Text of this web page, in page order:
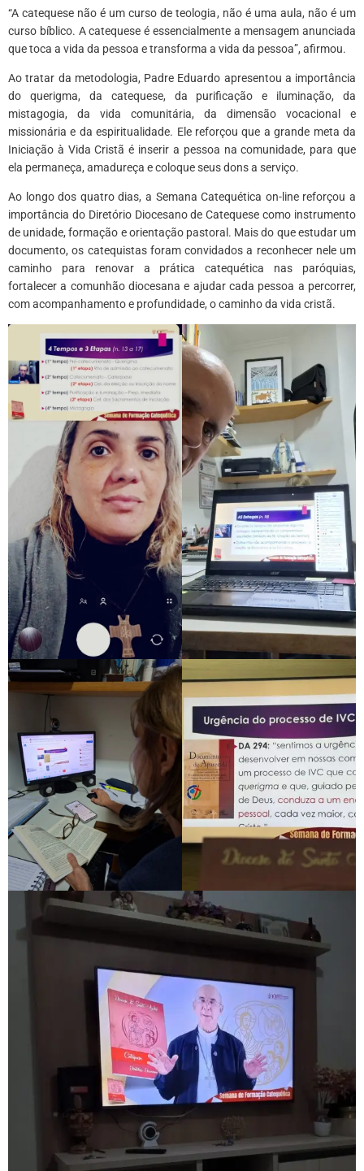
“A catequese não é um curso de teologia, não é uma aula, não é um
curso bíblico. A catequese é essencialmente a mensagem anunciada
que toca a vida da pessoa e transforma a vida da pessoa”, afirmou.
Ao tratar da metodologia, Padre Eduardo apresentou a importância
do querigma, da catequese, da purificação e iluminação, da
mistagogia, da vida comunitária, da dimensão vocacional e
missionária e da espiritualidade. Ele reforçou que a grande meta da
Iniciação à Vida Cristã é inserir a pessoa na comunidade, para que
ela permaneça, amadureça e coloque seus dons a serviço.
Ao longo dos quatro dias, a Semana Catequética on-line reforçou a
importância do Diretório Diocesano de Catequese como instrumento
de unidade, formação e orientação pastoral. Mais do que estudar um
documento, os catequistas foram convidados a reconhecer nele um
caminho para renovar a prática catequética nas paróquias,
fortalecer a comunhão diocesana e ajudar cada pessoa a percorrer,
com acompanhamento e profundidade, o caminho da vida cristã.